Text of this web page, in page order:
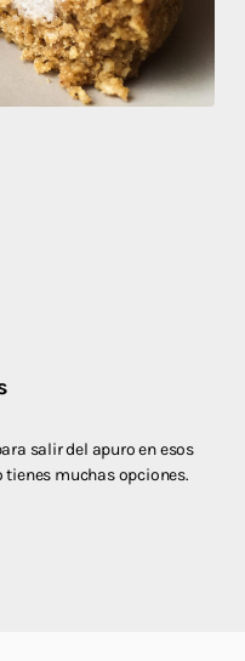
salir del apuro en esos
tienes muchas opciones.